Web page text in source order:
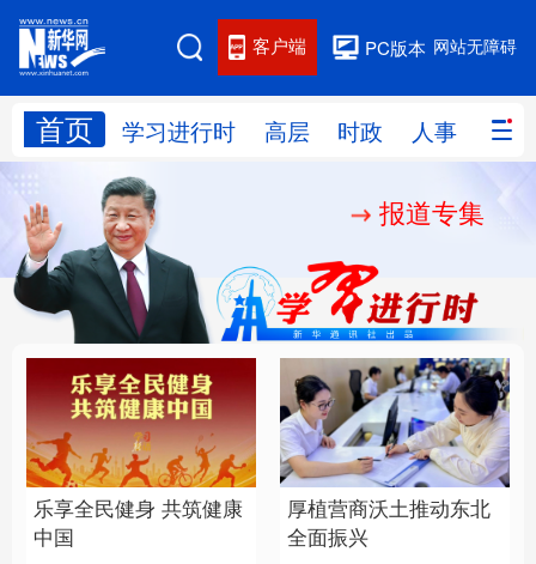
网站无障碍
PC版本
客户端
首页 学习进行时 高层 时政 人事 国际
网站地图
学习进行时 人事
国际 财经 网评
思客智库 全球连线 教育
科技 科创 量子 体育
文化 书画 健康 军事
访谈 视频 图片 政务
报道专集
乐享全民健身 共筑健康
中国
厚植营商沃土推动东北
全面振兴